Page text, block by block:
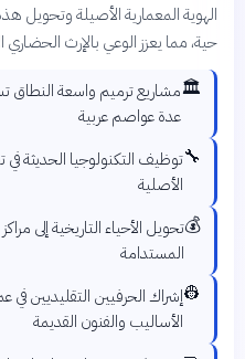
الهوية المعمارية الأصيلة وتحويل
حية، مما يعزز الوعي بالإرث الحضاري
🏛️مشاريع ترميم واسعة النطاق
عدة عواصم عربية
🔧توظيف التكنولوجيا الحديثة في
الأصلية
💰تحويل الأحياء التاريخية إلى
المستدامة
👷إشراك الحرفيين التقليديين
الأساليب والفنون القديمة